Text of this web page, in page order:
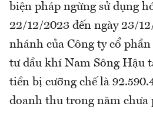
biện pháp ngừng sử dụng
22/12/2023 đến ngày 23/
nhánh của Công ty cổ
tư dầu khí Nam Sông Hậu
tiền bị cưỡng chế là
doanh thu trong năm chưa